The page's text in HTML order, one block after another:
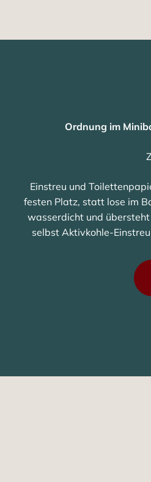
Ordnung im
Einstreu und
festen Platz, statt lose im
wasserdicht und
selbst Aktivkohle-